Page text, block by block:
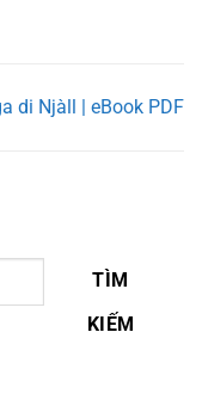
di Njàll | eBook PDF
TÌM
KIẾM